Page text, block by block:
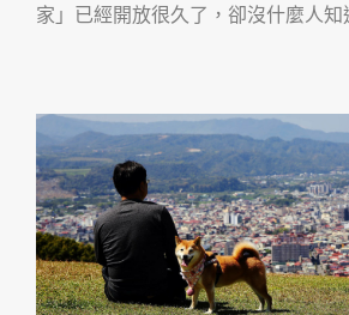
家」已經開放很久了，卻沒什麼人